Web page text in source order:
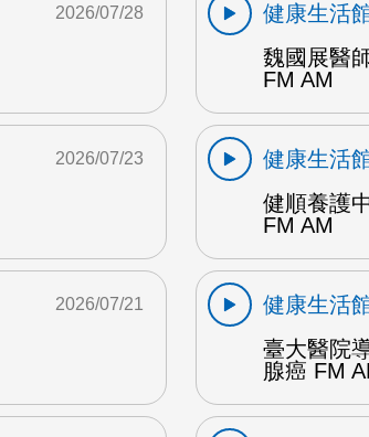
2026/07/28
健康生活
魏國展醫
FM AM
2026/07/23
健康生活
健順養護
FM AM
2026/07/21
健康生活
臺大醫院
腺癌 FM